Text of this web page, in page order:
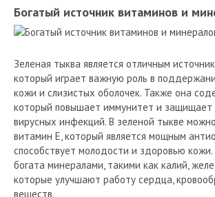
Богатый источник витаминов и
Зеленая тыква является отличным
который играет важную роль в
кожи и слизистых оболочек. Также она
который повышает иммунитет и защищает
вирусных инфекций. В зеленой тыкве
витамин Е, который является мощным
способствует молодости и здоровью кожи.
богата минералами, такими как калий,
которые улучшают работу сердца,
веществ.